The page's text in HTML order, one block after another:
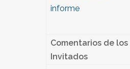
informe
Comentarios de los
Invitados